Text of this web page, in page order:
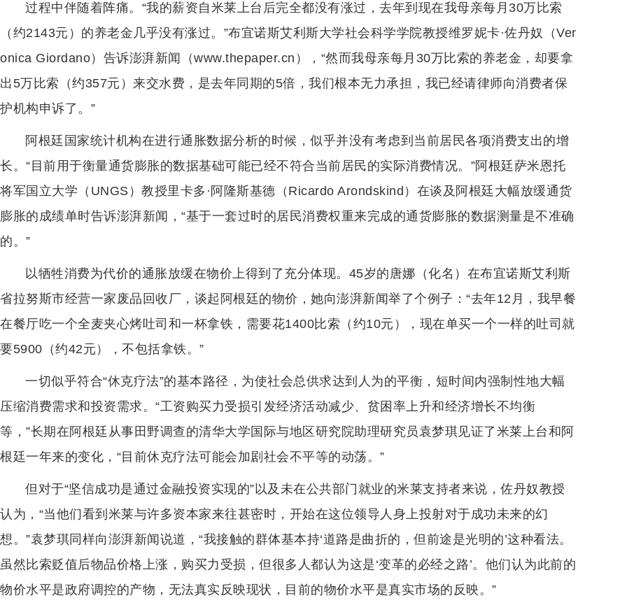
过程中伴随着阵痛。“我的薪资自米莱上台后完全都没有涨过，去年到现在我母亲每月30万比索
（约2143元）的养老金几乎没有涨过。”布宜诺斯艾利斯大学社会科学学院教授维罗妮卡·佐丹奴（Ver
onica Giordano）告诉澎湃新闻（www.thepaper.cn），“然而我母亲每月30万比索的养老金，却要拿
出5万比索（约357元）来交水费，是去年同期的5倍，我们根本无力承担，我已经请律师向消费者保
护机构申诉了。”
阿根廷国家统计机构在进行通胀数据分析的时候，似乎并没有考虑到当前居民各项消费支出的增
长。“目前用于衡量通货膨胀的数据基础可能已经不符合当前居民的实际消费情况。”阿根廷萨米恩托
将军国立大学（UNGS）教授里卡多·阿隆斯基德（Ricardo Arondskind）在谈及阿根廷大幅放缓通货
膨胀的成绩单时告诉澎湃新闻，“基于一套过时的居民消费权重来完成的通货膨胀的数据测量是不准确
的。”
以牺牲消费为代价的通胀放缓在物价上得到了充分体现。45岁的唐娜（化名）在布宜诺斯艾利斯
省拉努斯市经营一家废品回收厂，谈起阿根廷的物价，她向澎湃新闻举了个例子：“去年12月，我早餐
在餐厅吃一个全麦夹心烤吐司和一杯拿铁，需要花1400比索（约10元），现在单买一个一样的吐司就
要5900（约42元），不包括拿铁。”
一切似乎符合“休克疗法”的基本路径，为使社会总供求达到人为的平衡，短时间内强制性地大幅
压缩消费需求和投资需求。“工资购买力受损引发经济活动减少、贫困率上升和经济增长不均衡
等，”长期在阿根廷从事田野调查的清华大学国际与地区研究院助理研究员袁梦琪见证了米莱上台和阿
根廷一年来的变化，“目前休克疗法可能会加剧社会不平等的动荡。”
但对于“坚信成功是通过金融投资实现的”以及未在公共部门就业的米莱支持者来说，佐丹奴教授
认为，“当他们看到米莱与许多资本家来往甚密时，开始在这位领导人身上投射对于成功未来的幻
想。”袁梦琪同样向澎湃新闻说道，“我接触的群体基本持‘道路是曲折的，但前途是光明的’这种看法。
虽然比索贬值后物品价格上涨，购买力受损，但很多人都认为这是‘变革的必经之路’。他们认为此前的
物价水平是政府调控的产物，无法真实反映现状，目前的物价水平是真实市场的反映。”